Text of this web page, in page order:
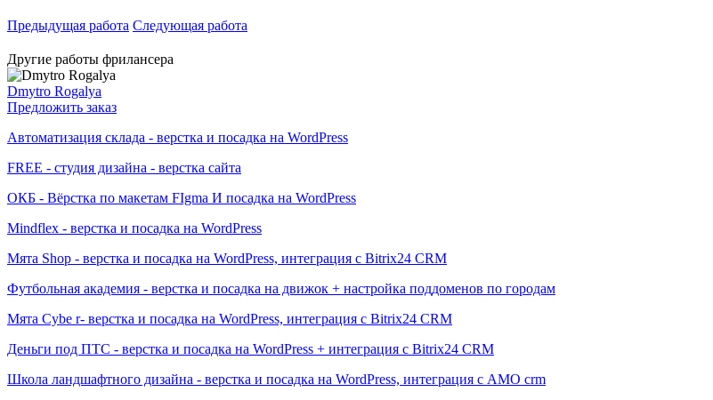
Предыдущая работа Следующая работа
Другие работы фрилансера
Dmytro Rogalya
Предложить заказ
Автоматизация склада - верстка и посадка на WordPress
FREE - студия дизайна - верстка сайта
ОКБ - Вёрстка по макетам FIgma И посадка на WordPress
Mindflex - верстка и посадка на WordPress
Мята Shop - верстка и посадка на WordPress, интеграция с Bitrix24 CRM
Футбольная академия - верстка и посадка на движок + настройка поддоменов по городам
Мята Cybe r- верстка и посадка на WordPress, интеграция с Bitrix24 CRM
Деньги под ПТС - верстка и посадка на WordPress + интеграция с Bitrix24 CRM
Школа ландшафтного дизайна - верстка и посадка на WordPress, интеграция с AMO crm